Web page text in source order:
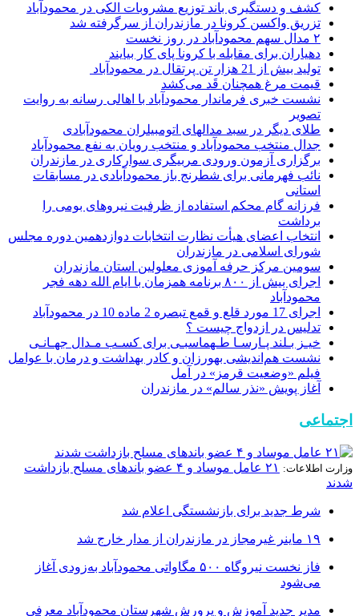
کشف و دستگیری باند توزیع مشروبات الکی در محمودآباد
تزریق واکسن کرونا در مازندران از سرگرفته شد
۲ مدال سهم محمودآباد در روز نخست
دهیاران برای مقابله با کرونا پای کار بیایند
تولید بیش از 21 هزار تن پرتقال در محمودآباد
قیمت مرغ همچنان قَد می‌کشد
نشست خبری فرماندار محمودآباد با اهالی رسانه به روایت
تصویر
طلای دیگر در سبد مدالهای اتومبیلران محمودآبادی
جدال منتخب محمودآباد و منتخب رویان به نفع محمودآباد
برگزاری آزمون ورودی مربیگری سوارکاری در مازندران
نائب فهرمانی برای شطرنج باز محمودآبادی در مسابقات
استانی
فرزانه گام محکم استفاده از ظرفیت نیروهای بومی را
برداشت
انتخاب اعضای هیأت نظارت انتخابات دوازدهمین دوره مجلس
شورای اسلامی در مازندران
سومین مرکز حرفه آموزی معلولین استان مازندران
اجرای بیش از ۸۰۰ برنامه همزمان با ایام الله دهه فجر
محمودآباد
اجرای 17 مورد قلع و قمع تبصره 2 ماده 10 در محمودآباد
تدلیس در ازدواج چیست ؟
خیـز بـلند پـارسـا طـهماسبـی برای کسـب مـدال جهـانـی
نشست هم‌اندیشی بهورزان و کادر بهداشت و درمان با عوامل
فیلم «وضعیت قرمز» در آمل
آغاز پویش «نذر سالم» در مازندران
اجتماعی
وزارت اطلاعات:
۲۱ عامل موساد و ۴ عضو باند‌های مسلح بازداشت
شدند
شرط جدید برای بازنشستگی اعلام شد
۱۹ ماینر غیرمجاز در مازندران از مدار خارج شد
فاز نخست نیروگاه ۵۰۰ مگاواتی محمودآباد به‌زودی آغاز
می‌شود
مدیر جدید آموزش و پرورش شهرستان محمودآباد معرفی